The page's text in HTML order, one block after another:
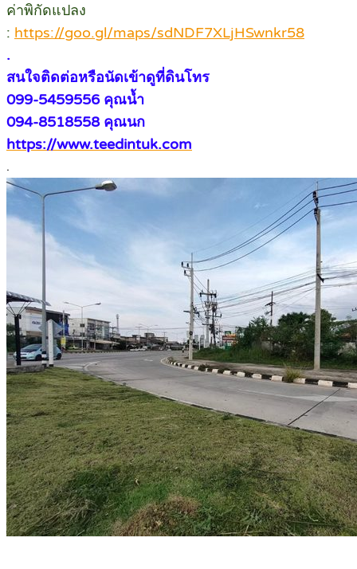
ค่าพิกัดแปลง
: https://goo.gl/maps/sdNDF7XLjHSwnkr58
.
สนใจติดต่อหรือนัดเข้าดูที่ดินโทร
099-5459556 คุณน้ำ
094-8518558 คุณนก
https://www.teedintuk.com
.